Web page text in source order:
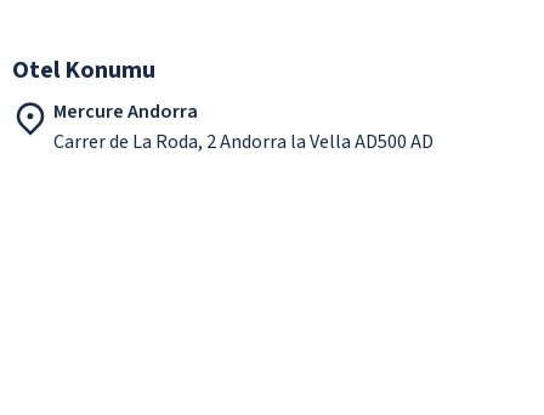
Otel Konumu
Mercure Andorra
Carrer de La Roda, 2 Andorra la Vella AD500 AD